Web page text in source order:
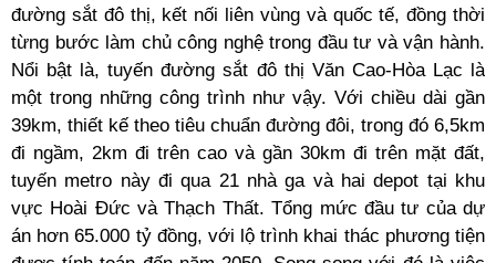
đường sắt đô thị, kết nối liên vùng và quốc tế, đồng thời
từng bước làm chủ công nghệ trong đầu tư và vận hành.
Nổi bật là, tuyến đường sắt đô thị Văn Cao-Hòa Lạc là
một trong những công trình như vậy. Với chiều dài gần
39km, thiết kế theo tiêu chuẩn đường đôi, trong đó 6,5km
đi ngầm, 2km đi trên cao và gần 30km đi trên mặt đất,
tuyến metro này đi qua 21 nhà ga và hai depot tại khu
vực Hoài Đức và Thạch Thất. Tổng mức đầu tư của dự
án hơn 65.000 tỷ đồng, với lộ trình khai thác phương tiện